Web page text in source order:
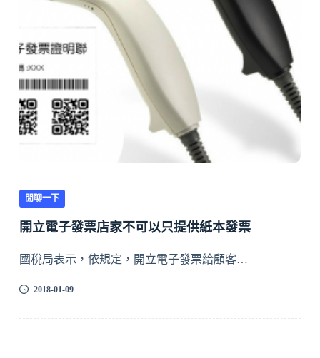
閒聊一下
開立電子發票店家不可以只提供紙本發票
國稅局表示，依規定，開立電子發票給顧客…
2018-01-09